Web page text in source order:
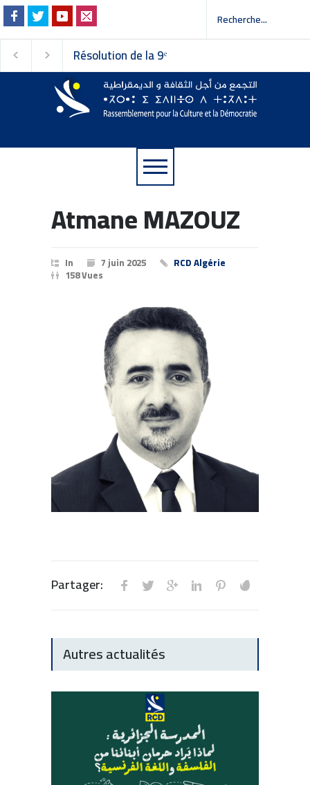
Résolution de la 9ᵉ
session du Conseil
national du
Rassemblement pour la
Culture et la Démocratie
إلى وسائل الإعلام
Atmane MAZOUZ
In 7 juin 2025 RCD Algérie
158 Vues
Partager:
Autres actualités